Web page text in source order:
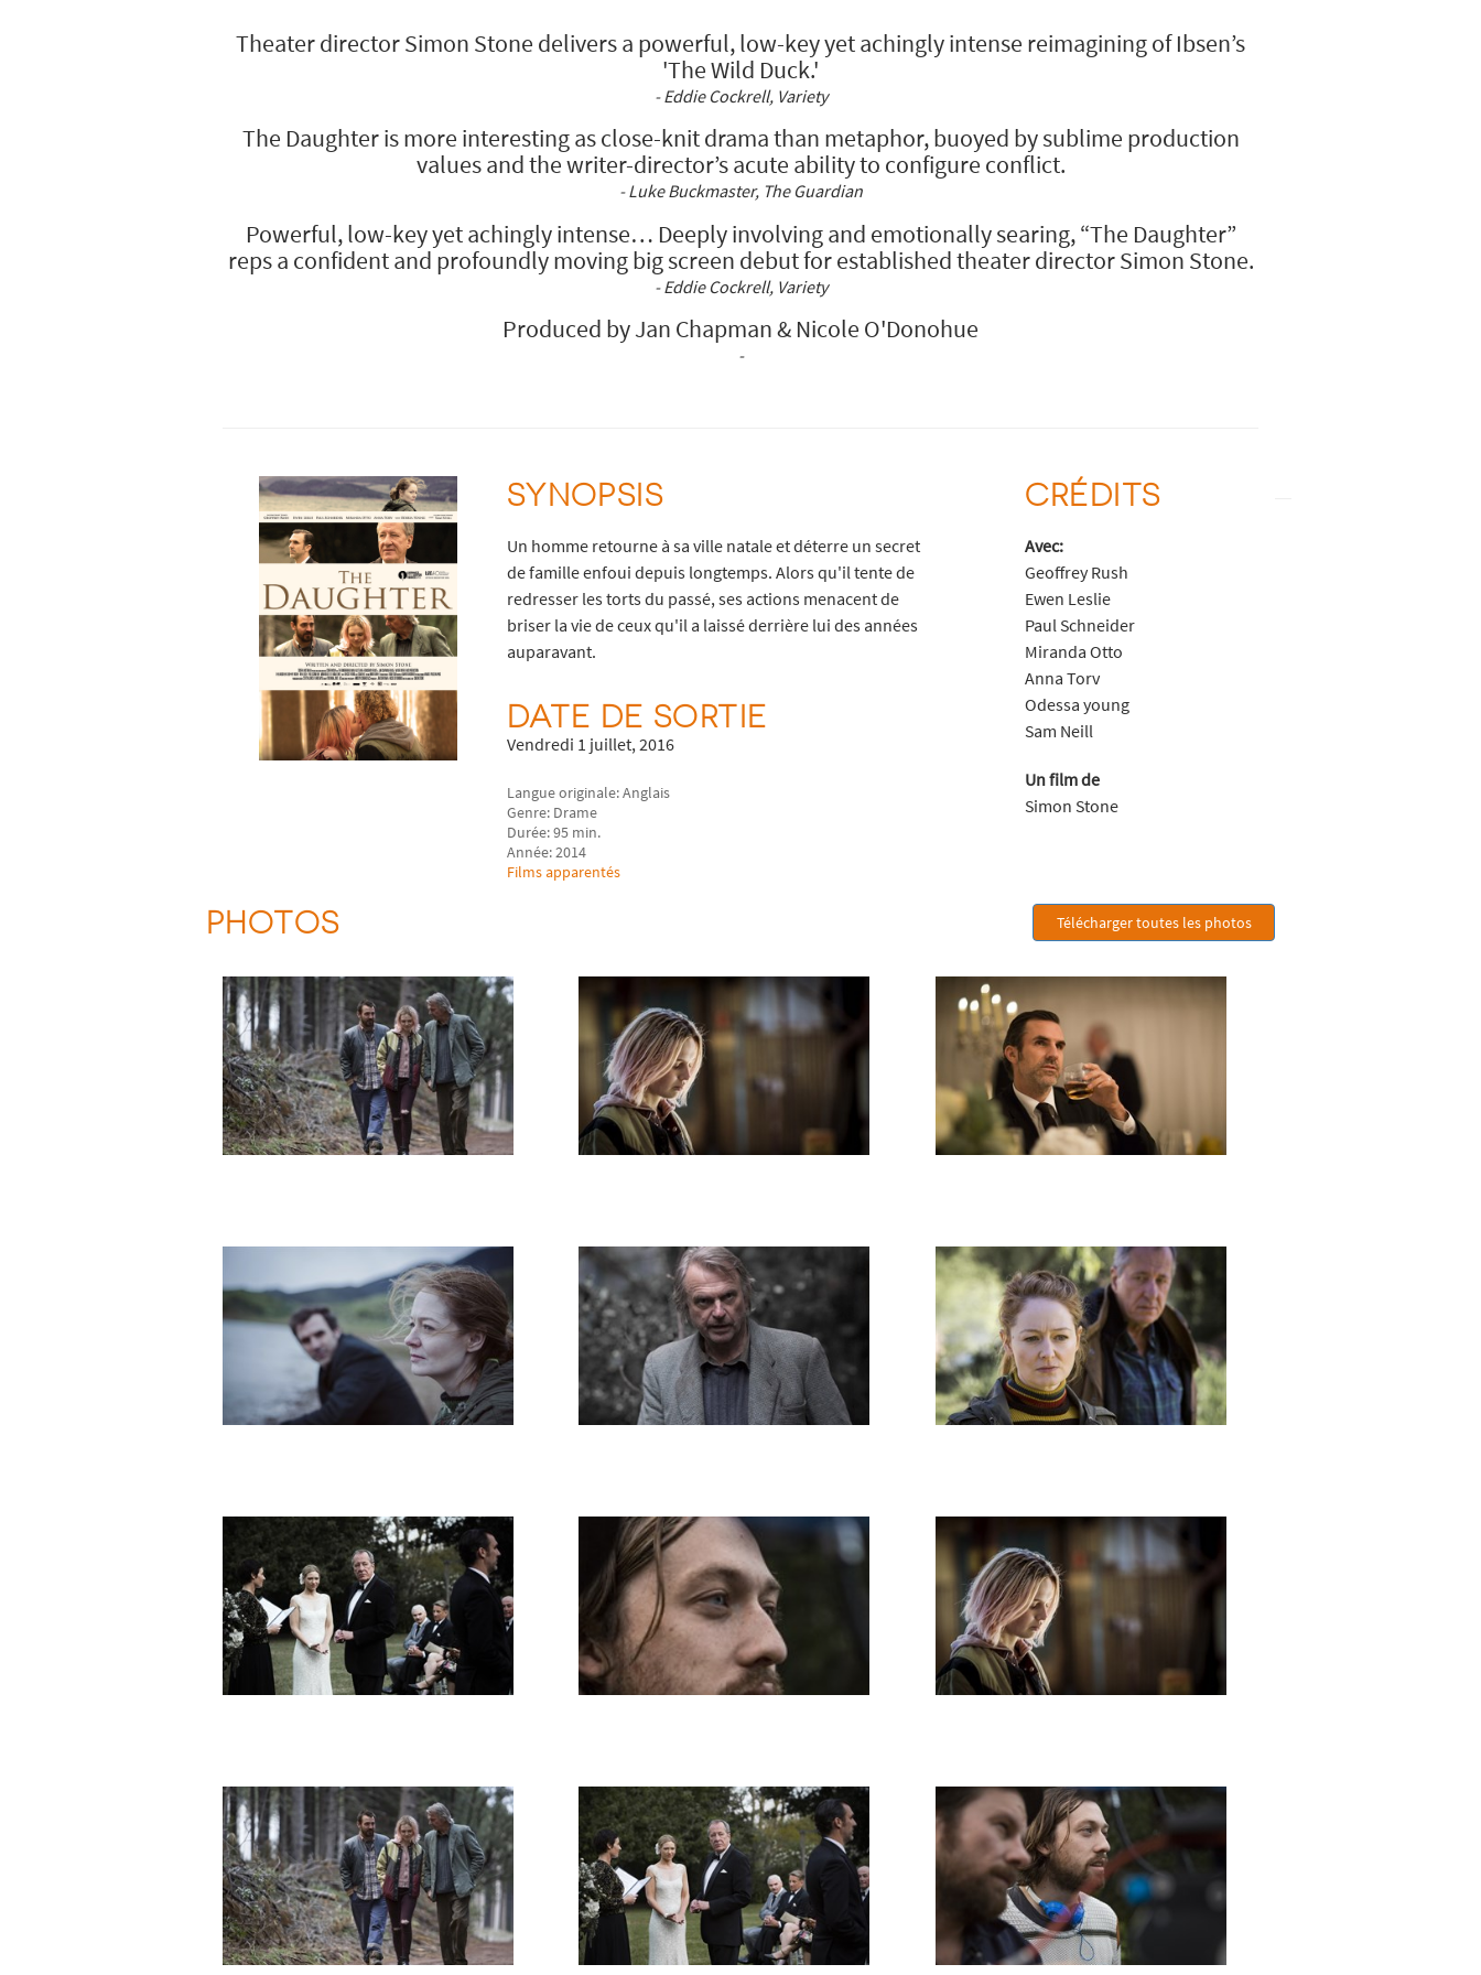
Theater director Simon Stone delivers a powerful, low-key yet achingly intense reimagining of Ibsen’s
'The Wild Duck.'
- Eddie Cockrell, Variety
The Daughter is more interesting as close-knit drama than metaphor, buoyed by sublime production
values and the writer-director’s acute ability to configure conflict.
- Luke Buckmaster, The Guardian
Powerful, low-key yet achingly intense… Deeply involving and emotionally searing, “The Daughter”
reps a confident and profoundly moving big screen debut for established theater director Simon Stone.
- Eddie Cockrell, Variety
Produced by Jan Chapman & Nicole O'Donohue
-
SYNOPSIS
Un homme retourne à sa ville natale et déterre un secret
de famille enfoui depuis longtemps. Alors qu'il tente de
redresser les torts du passé, ses actions menacent de
briser la vie de ceux qu'il a laissé derrière lui des années
auparavant.
DATE DE SORTIE
Vendredi 1 juillet, 2016
Langue originale: Anglais
Genre: Drame
Durée: 95 min.
Année: 2014
Films apparentés
CRÉDITS
Avec:
Geoffrey Rush
Ewen Leslie
Paul Schneider
Miranda Otto
Anna Torv
Odessa young
Sam Neill
Un film de
Simon Stone
PHOTOS Télécharger toutes les photos